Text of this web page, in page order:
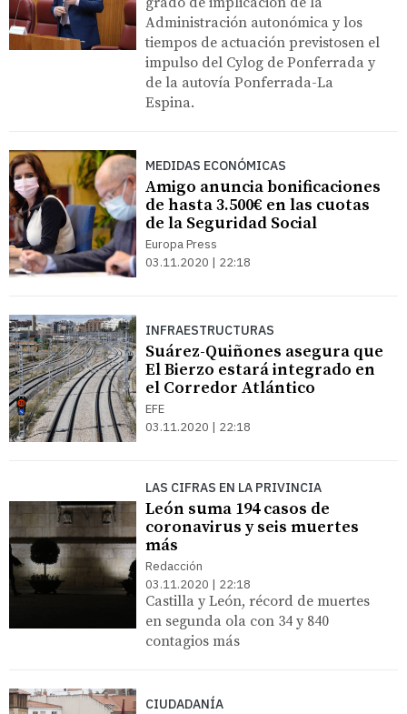
Administración autonómica y los
tiempos de actuación previstosen el
impulso del Cylog de Ponferrada y
de la autovía Ponferrada-La
Espina.
MEDIDAS ECONÓMICAS
Amigo anuncia bonificaciones
de hasta 3.500€ en las cuotas
de la Seguridad Social
Europa Press
03.11.2020 | 22:18
INFRAESTRUCTURAS
Suárez-Quiñones asegura que
El Bierzo estará integrado en
el Corredor Atlántico
EFE
03.11.2020 | 22:18
LAS CIFRAS EN LA PRIVINCIA
León suma 194 casos de
coronavirus y seis muertes
más
Redacción
03.11.2020 | 22:18
Castilla y León, récord de muertes
en segunda ola con 34 y 840
contagios más
CIUDADANÍA